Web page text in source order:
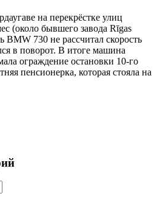
на перекрёстке улиц
(около бывшего завода Rīgas
BMW 730 не рассчитал скорость
в поворот. В итоге машина
ограждение остановки 10-го
пенсионерка, которая стояла на